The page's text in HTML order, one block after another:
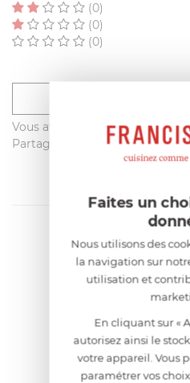
(0)
(0)
(0)
Déposer un
Vous avez acheté ce produit
Partagez votre avis avec les
Faites un
Nous utilisons des
la navigation sur
utilisation et
En cliquant sur «
autorisez ainsi le
votre appareil. Vous
paramétrer vos